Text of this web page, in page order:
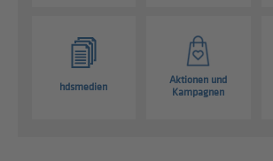
hdsmedien
Aktionen und
Kampagnen